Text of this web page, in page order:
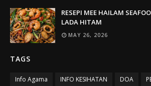
RESEPI MEE HAILAM
LADA HITAM
MAY 26, 2026
TAGS
Info Agama INFO KESIHATAN DOA